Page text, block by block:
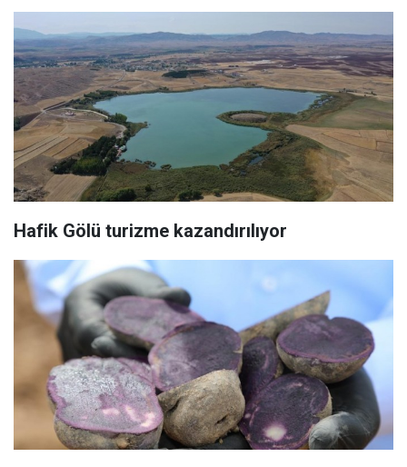
Hafik Gölü turizme kazandırılıyor